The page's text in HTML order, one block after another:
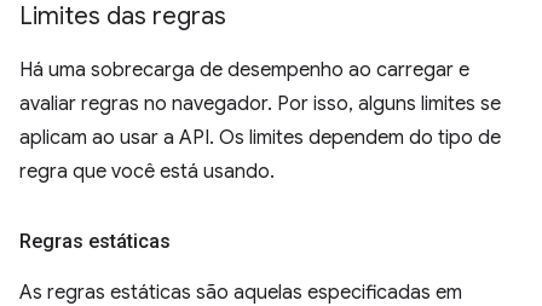
Limites das regras
Há uma sobrecarga de desempenho ao carregar e
avaliar regras no navegador. Por isso, alguns limites se
aplicam ao usar a API. Os limites dependem do tipo de
regra que você está usando.
Regras estáticas
As regras estáticas são aquelas especificadas em